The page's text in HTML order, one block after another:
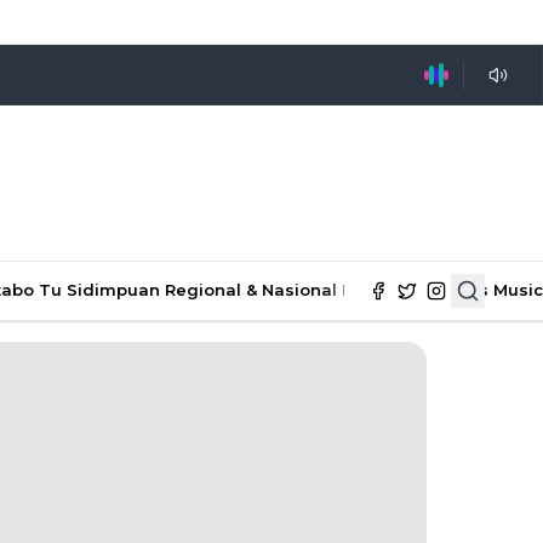
Tu Sidimpuan Regional & Nasional Ekonomi & Bisnis Music